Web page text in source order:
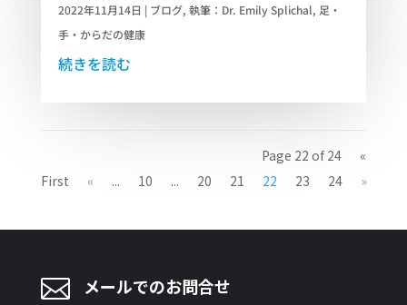
2022年11月14日 | ブログ, 執筆：Dr. Emily Splichal, 足・
手・からだの健康
続きを読む
Page 22 of 24
«
First
« ... 10 ... 20 21 22 23 24 »
 メールでのお問合せ